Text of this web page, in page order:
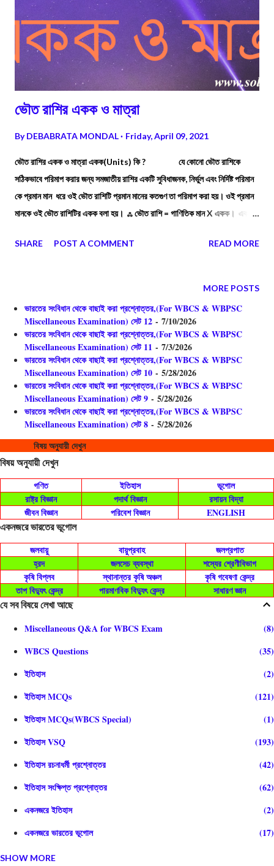
ভৌত রাশির একক ও মাত্রা
ByDEBABRATA MONDAL Friday, April 09, 2021
ভৌত রাশির একক ও মাত্রা একক(Units) কি ? যে কোনো ভৌত রাশিকে
সঠিকভাবে পরিমাপ করার জন্য সমজাতীয় রাশির একটি সুবিধাজনক, নির্ভুল এবং নির্দিষ্ট পরিমান
কে প্রমান মান ধরে ওই ভৌত রাশিটি প্রমান মানের কতগুণ তা পরিমাপ করা হয়। ওই প্রমান
মানকে ওই ভৌত রাশিটির একক বলা হয়। ஃ ভৌত রাশি = গাণিতিক মান X একক। একক
একক :: সেই সমস্ত ভৌত রাশির এককগুলিকে প্রাথমিক বা মূল একক বলে যাদের মধ্যে
2)লব্ধ একক :: এক বা একাধ...
SHARE POST A COMMENT READ MORE
MORE POSTS
ভারতের সংবিধান থেকে বাছাই করা প্রশ্নোত্তর,(For WBCS & WBPSC
Miscellaneous Examination) সেট 12 - 7/10/2026
ভারতের সংবিধান থেকে বাছাই করা প্রশ্নোত্তর,(For WBCS & WBPSC
Miscellaneous Examination) সেট 11 - 7/3/2026
ভারতের সংবিধান থেকে বাছাই করা প্রশ্নোত্তর,(For WBCS & WBPSC
Miscellaneous Examination) সেট 10 - 5/28/2026
ভারতের সংবিধান থেকে বাছাই করা প্রশ্নোত্তর,(For WBCS & WBPSC
Miscellaneous Examination) সেট 9 - 5/28/2026
ভারতের সংবিধান থেকে বাছাই করা প্রশ্নোত্তর,(For WBCS & WBPSC
Miscellaneous Examination) সেট 8 - 5/28/2026
বিষয় অনুযায়ী দেখুন
বিষয় অনুযায়ী দেখুন
গণিত ইতিহাস
ভূগোল
রাষ্ট্র বিজ্ঞান
পদার্থ বিজ্ঞান
রসায়ন বিদ্যা
জীবন বিজ্ঞান
পরিবেশ বিজ্ঞান ENGLISH
একনজরে ভারতের ভূগোল
জলবায়ু বায়ুপ্রবাহ
জলপ্রপাত
হ্রদ
জলসেচ ব্যবস্থা
শস্যের শ্রেণীবিভাগ
কৃষি বিপ্লব
স্থানান্তর কৃষি অঞ্চল
কৃষি গবেষণা কেন্দ্র
তাপ বিদ্যুৎ কেন্দ্র
পারমাণবিক বিদ্যুৎ কেন্দ্র সাধারণ জ্ঞান
যে সব বিষয়ে লেখা আছে
Miscellaneous Q&A for WBCS Exam
8
WBCS Questions
35
ইতিহাস
2
ইতিহাস MCQs
121
ইতিহাস MCQs(WBCS Special)
1
ইতিহাস VSQ
193
ইতিহাস রচনাধর্মী প্রশ্নোত্তর
42
ইতিহাস সংক্ষিপ্ত প্রশ্নোত্তর
62
একনজরে ইতিহাস
2
একনজরে ভারতের ভূগোল
17
SHOW MORE